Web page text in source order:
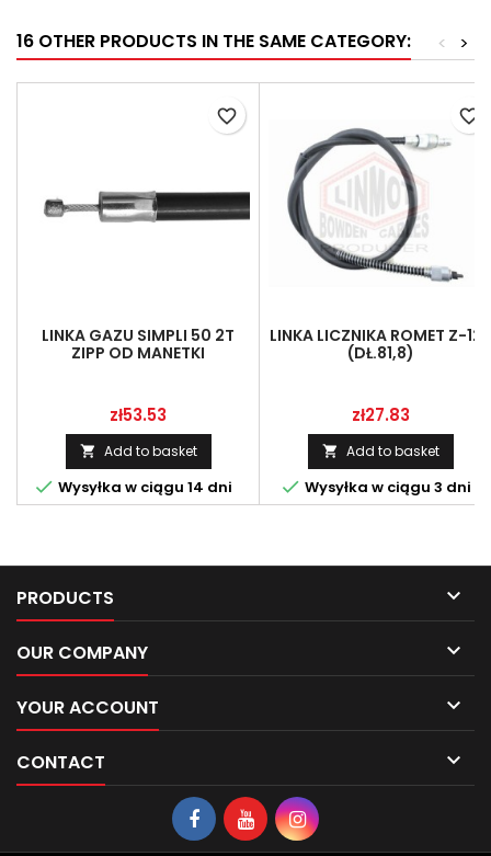
16 OTHER PRODUCTS IN THE SAME CATEGORY: >
<
LINKA GAZU SIMPLI 50 2T
ZIPP OD MANETKI
Price
zł53.53
 Add to basket
 Wysyłka w ciągu 14 dni
favorite_border
LINKA LICZNIKA ROMET Z-125
(DŁ.81,8)
Price
zł27.83
 Add to basket
 Wysyłka w ciągu 3 dni
favorite_border
PRODUCTS 
OUR COMPANY 
YOUR ACCOUNT 
CONTACT 